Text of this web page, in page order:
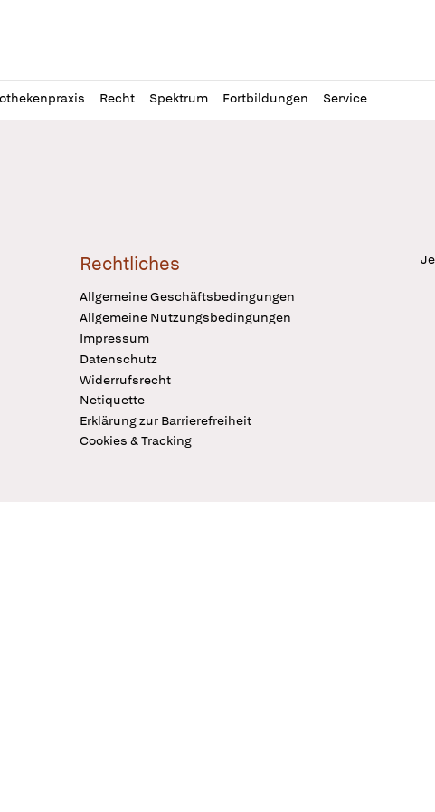
Recht Spektrum Fortbildungen Service
Rechtliches
Allgemeine Geschäftsbedingungen
Allgemeine Nutzungsbedingungen
Impressum
Datenschutz
Widerrufsrecht
Netiquette
Erklärung zur Barrierefreiheit
Cookies & Tracking